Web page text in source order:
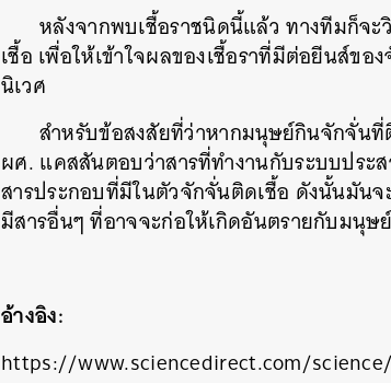
หลังจากพบเชื้อราชนิดนี้แล้ว ทางทีมก็จะ
เชื้อ เพื่อให้เข้าใจผลของเชื้อราที่มีต่อยีนส์ข
นิเวศ
สำหรับข้อสงสัยที่ว่าหากมนุษย์กินจักจั่นที่
ผศ. แคสสันตอบว่าสารที่ทำงานกับระบบประ
สารประกอบที่มีในตัวจักจั่นติดเชื้อ ดังนั้นมัน
มีสารอื่นๆ ที่อาจจะก่อให้เกิดอันตรายกับมนุษ
อ้างอิง:
https://www.sciencedirect.com/